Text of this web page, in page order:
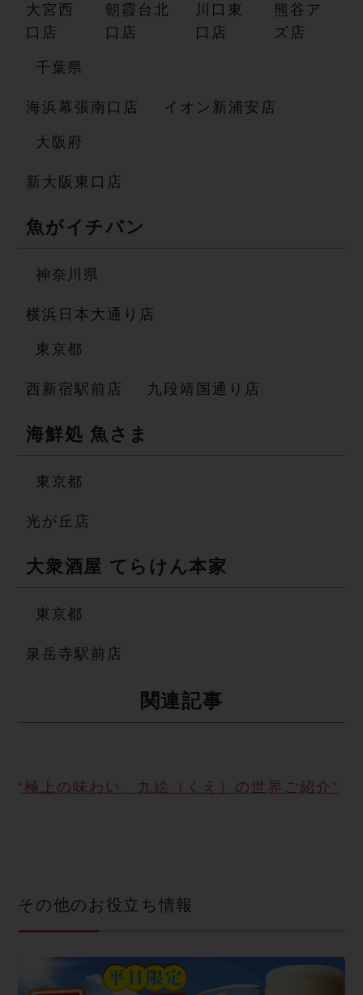
大宮西
口店
朝霞台北
口店
川口東
口店
熊谷ア
ズ店
千 葉 県
海浜幕張南口店 イオン新浦安店
大 阪 府
新大阪東口店
魚が イ チ バ ン
神 奈 川 県
横浜日本大通り店
東 京 都
西新宿駅前店 九段靖国通り店
海鮮処 魚 さ ま
東 京 都
光が丘店
大衆酒屋 てら け ん 本 家
東 京 都
泉岳寺駅前店
関 連 記 事
“極上の味わい、九絵（くえ）の世界 ご 紹 介 ”
その他のお役立ち情報